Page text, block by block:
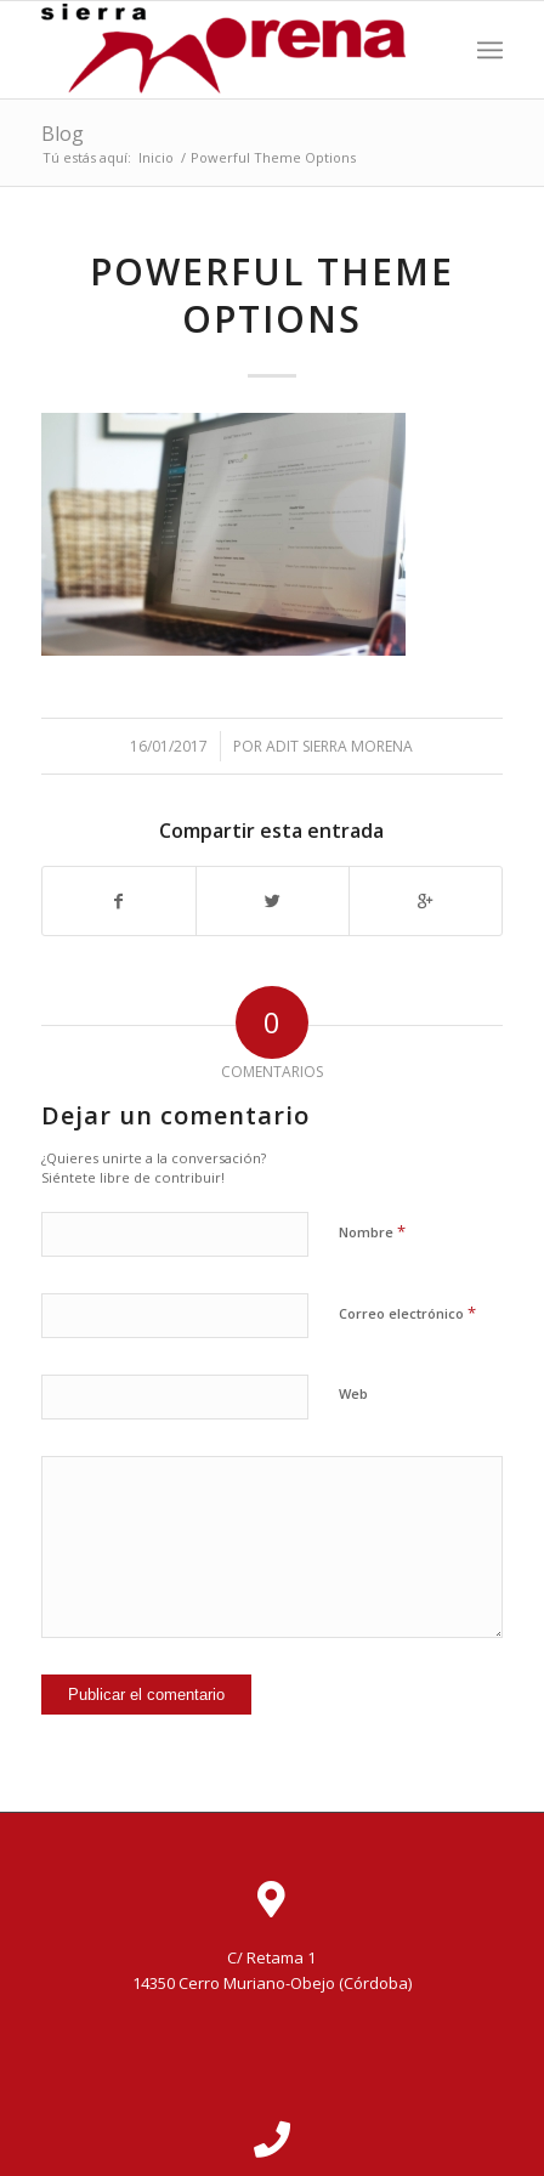
Blog
Tú estás aquí: Inicio / Powerful Theme Options
POWERFUL THEME
OPTIONS
16/01/2017
/ PORADIT SIERRA MORENA
Compartir esta entrada
0
COMENTARIOS
Dejar un comentario
¿Quieres unirte a la conversación?
Siéntete libre de contribuir!
Nombre *
Correo electrónico *
Web
C/ Retama 1
14350 Cerro Muriano-Obejo (Córdoba)